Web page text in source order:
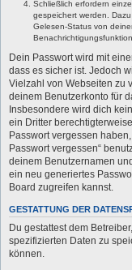
Schließlich erfordern
gespeichert werden.
Gelesen-Status von
Dein Passwort wird mit
dass es sicher ist. Jedoch
Vielzahl von Webseiten zu
deinem Benutzerkonto für
Insbesondere wird dich
ein Dritter
Passwort vergessen
Passwort vergessen“
deinem Benutzernamen
ein neu generiertes
Board zugreifen kannst.
GESTATTUNG DER
Du gestattest dem
spezifizierten Daten zu
können.